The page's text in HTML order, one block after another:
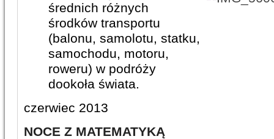
średnich różnych
środków transportu
(balonu, samolotu, statku,
samochodu, motoru,
roweru) w podróży
dookoła świata.
czerwiec 2013
NOCE Z MATEMATYKĄ